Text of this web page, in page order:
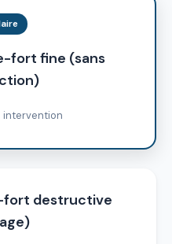
fort fine (sans
intervention
destructive